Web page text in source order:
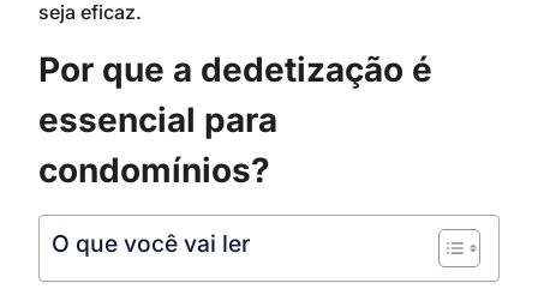
seja eficaz.
Por que a dedetização é
essencial para
condomínios?
O que você vai ler